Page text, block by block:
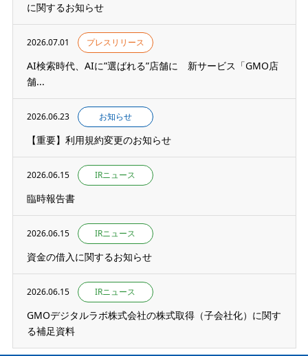
に関するお知らせ
2026.07.01 プレスリリース
AI検索時代、AIに”選ばれる”店舗に 新サービス「GMO店
舗...
2026.06.23 お知らせ
【重要】利用規約変更のお知らせ
2026.06.15 IRニュース
臨時報告書
2026.06.15 IRニュース
資金の借入に関するお知らせ
2026.06.15 IRニュース
GMOデジタルラボ株式会社の株式取得（子会社化）に関す
る補足資料